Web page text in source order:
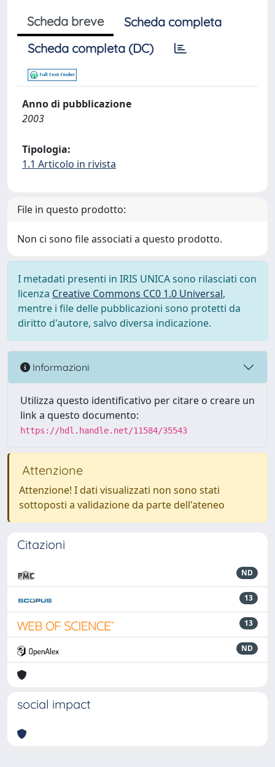
Scheda breve
Scheda completa
Scheda completa (DC)
Anno di pubblicazione
2003
Tipologia:
1.1 Articolo in rivista
File in questo prodotto:
Non ci sono file associati a questo prodotto.
I metadati presenti in IRIS UNICA sono rilasciati con
licenza Creative Commons CC0 1.0 Universal,
mentre i file delle pubblicazioni sono protetti da
diritto d'autore, salvo diversa indicazione.
Informazioni
Utilizza questo identificativo per citare o creare un
link a questo documento:
https://hdl.handle.net/11584/35543
Attenzione
Attenzione! I dati visualizzati non sono stati
sottoposti a validazione da parte dell'ateneo
Citazioni
ND
13
13
ND
social impact